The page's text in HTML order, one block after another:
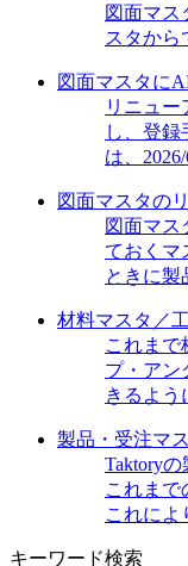
図面マス
スタから
図面マスタに
リニュ
し、登録
は、
図面マスタの
図面マス
ておくマ
ときに製
材料マスタ／
これまで
プ・アン
きるよう
製品・受注マ
Taktory
これまで
これによ
キーワード検索